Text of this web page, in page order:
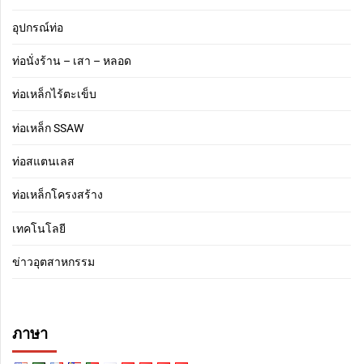
อุปกรณ์ท่อ
ท่อนั่งร้าน – เสา – หลอด
ท่อเหล็กไร้ตะเข็บ
ท่อเหล็ก SSAW
ท่อสแตนเลส
ท่อเหล็กโครงสร้าง
เทคโนโลยี
ข่าวอุตสาหกรรม
ภาษา